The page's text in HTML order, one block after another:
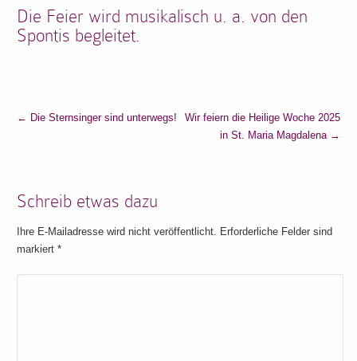
Die Feier wird musikalisch u. a. von den
Spontis begleitet.
← Die Sternsinger sind unterwegs!
Wir feiern die Heilige Woche 2025
in St. Maria Magdalena →
Schreib etwas dazu
Ihre E-Mailadresse wird nicht veröffentlicht. Erforderliche Felder sind
markiert*